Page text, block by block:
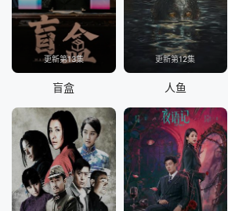
更新第13集
盲盒
更新第12集
人鱼